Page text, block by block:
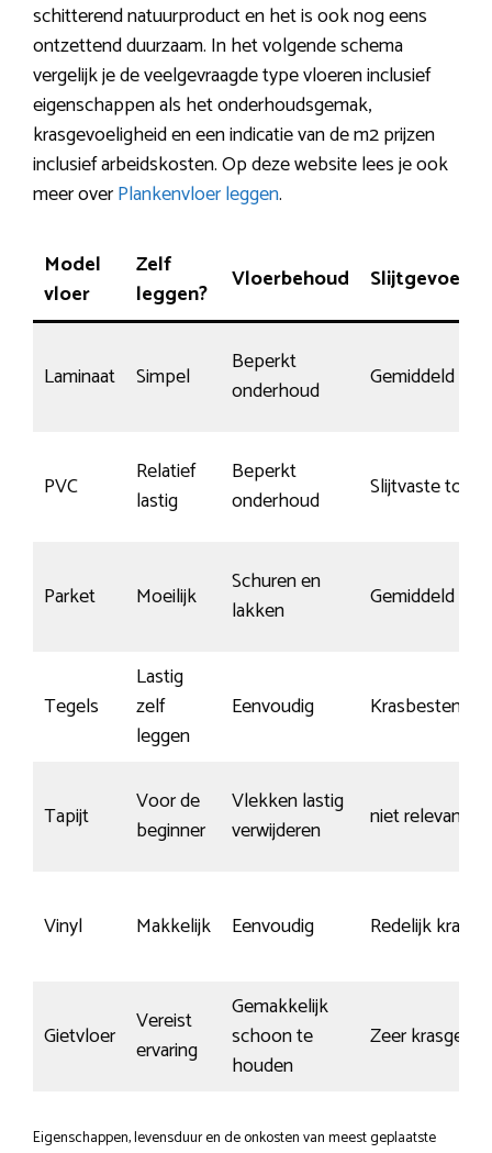
schitterend natuurproduct en het is ook nog eens
ontzettend duurzaam. In het volgende schema
vergelijk je de veelgevraagde type vloeren inclusief
eigenschappen als het onderhoudsgemak,
krasgevoeligheid en een indicatie van de m2 prijzen
inclusief arbeidskosten. Op deze website lees je ook
meer overPlankenvloer leggen.
Model
vloer
Zelf
leggen?
Vloerbehoud
Laminaat Simpel
Beperkt
onderhoud
Gemiddeld
PVC
Relatief
lastig
Beperkt
onderhoud
Slijtvaste
Parket Moeilijk
Schuren en
lakken
Gemiddeld
Tegels
Lastig
zelf
leggen
Eenvoudig Krasbestendig
Tapijt
Voor de
beginner
Vlekken lastig
verwijderen
niet relevant
Vinyl Makkelijk Eenvoudig Redelijk
Gietvloer
Vereist
ervaring
Gemakkelijk
schoon te
houden
Zeer
Eigenschappen, levensduur en de onkosten van meest geplaatste